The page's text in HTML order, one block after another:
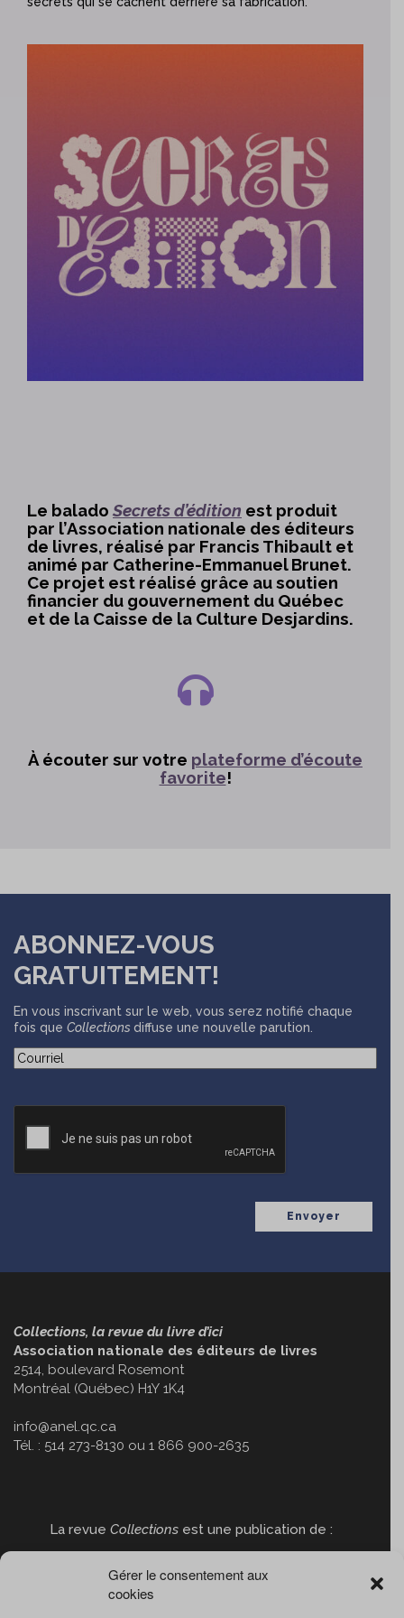
Gérer le consentement aux
cookies
Le balado Secrets d’édition est produit
par l’Association nationale des éditeurs
de livres, réalisé par Francis Thibault et
animé par Catherine-Emmanuel Brunet.
Ce projet est réalisé grâce au soutien
financier du gouvernement du Québec
et de la Caisse de la Culture Desjardins.
À écouter sur votre plateforme d’écoute
favorite!
ABONNEZ-VOUS
GRATUITEMENT!
En vous inscrivant sur le web, vous serez notifié chaque
fois que Collectionsdiffuse une nouvelle parution.
Courriel(Nécessaire)
Collections, la revue du livre d’ici
Association nationale des éditeurs de livres
2514, boulevard Rosemont
Montréal (Québec) H1Y 1K4
info@anel.qc.ca
Tél. : 514 273-8130 ou 1 866 900-2635
La revue Collections est une publication de :